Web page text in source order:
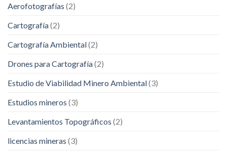
Aerofotografías (2)
Cartografía(2)
Cartografía Ambiental(2)
Drones para Cartografía(2)
Estudio de Viabilidad Minero Ambiental(3)
Estudios mineros (3)
Levantamientos Topográficos (2)
licencias mineras (3)